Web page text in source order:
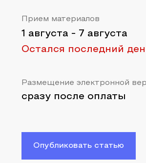
Прием материалов
1 августа - 7 августа
Остался последний
Размещение электронной
сразу после оплаты
Опубликовать статью